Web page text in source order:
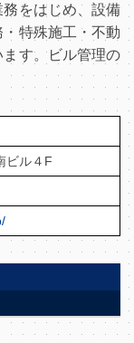
をはじめ、設備
特殊施工・不動
す。ビル管理の
ビル４F